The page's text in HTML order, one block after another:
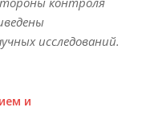
исследований.
и